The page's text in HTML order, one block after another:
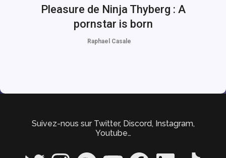
Pleasure de Ninja Thyberg : A
pornstar is born
Raphael Casale
Suivez-nous sur Twitter, Discord, Instagram,
Youtube…
Twitter InstagramSpotify YouTube FacebookLinkedIn TikTok